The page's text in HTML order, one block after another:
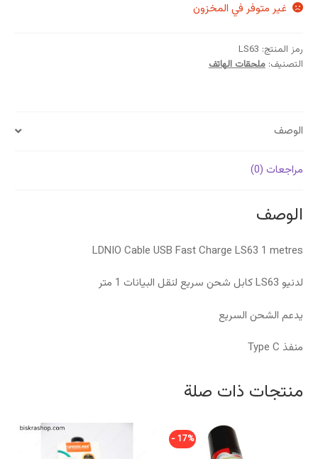
هو:
غير متوفر في المخزون
رمز المنتج: LS63
التصنيف:ملحقات الهاتف
الوصف
مراجعات (0)
الوصف
LDNIO Cable USB Fast Charge LS63 1 metres
لدنيو LS63 كابل شحن سريع لنقل البيانات 1 متر
يدعم الشحن السريع
منفذ Type C
منتجات ذات صلة
17% -